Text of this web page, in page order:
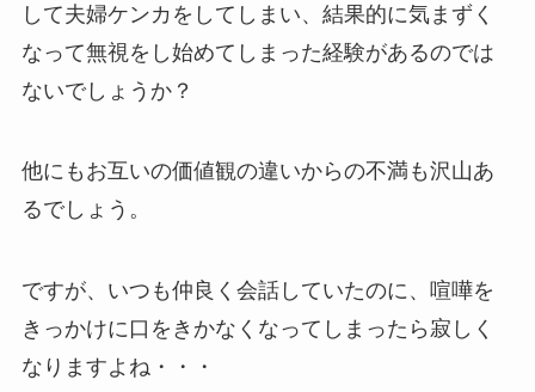
して夫婦ケンカをしてしまい、結果的に気まずく
なって無視をし始めてしまった経験があるのでは
ないでしょうか？
他にもお互いの価値観の違いからの不満も沢山あ
るでしょう。
ですが、いつも仲良く会話していたのに、喧嘩を
きっかけに口をきかなくなってしまったら寂しく
なりますよね・・・